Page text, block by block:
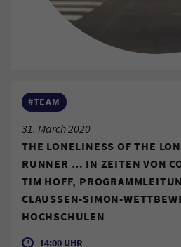
#TEAM
31. March 2020
THE LONELINESS OF THE
RUNNER … IN ZEITEN VON
TIM HOFF,
CLAUSSEN-SIMON-
HOCHSCHULEN
14:00 UHR